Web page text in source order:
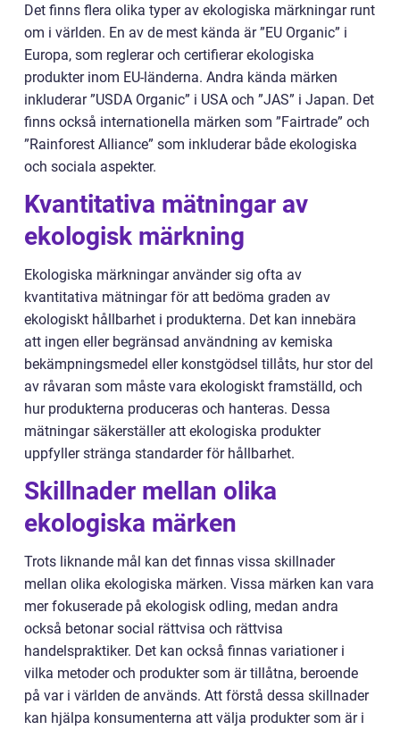
Det finns flera olika typer av ekologiska märkningar runt
om i världen. En av de mest kända är ”EU Organic” i
Europa, som reglerar och certifierar ekologiska
produkter inom EU-länderna. Andra kända märken
inkluderar ”USDA Organic” i USA och ”JAS” i Japan. Det
finns också internationella märken som ”Fairtrade” och
”Rainforest Alliance” som inkluderar både ekologiska
och sociala aspekter.
Kvantitativa mätningar av
ekologisk märkning
Ekologiska märkningar använder sig ofta av
kvantitativa mätningar för att bedöma graden av
ekologiskt hållbarhet i produkterna. Det kan innebära
att ingen eller begränsad användning av kemiska
bekämpningsmedel eller konstgödsel tillåts, hur stor del
av råvaran som måste vara ekologiskt framställd, och
hur produkterna produceras och hanteras. Dessa
mätningar säkerställer att ekologiska produkter
uppfyller stränga standarder för hållbarhet.
Skillnader mellan olika
ekologiska märken
Trots liknande mål kan det finnas vissa skillnader
mellan olika ekologiska märken. Vissa märken kan vara
mer fokuserade på ekologisk odling, medan andra
också betonar social rättvisa och rättvisa
handelspraktiker. Det kan också finnas variationer i
vilka metoder och produkter som är tillåtna, beroende
på var i världen de används. Att förstå dessa skillnader
kan hjälpa konsumenterna att välja produkter som är i